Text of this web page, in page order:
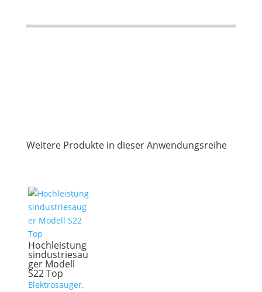
Weitere Produkte in dieser Anwendungsreihe
Hochleistung
sindustriesau
ger Modell
S22 Top
Elektrosauger,